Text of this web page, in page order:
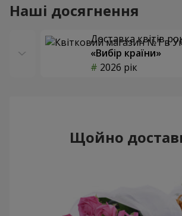
Наші досягнення
Доставка квітів
«Вибір країни»
2026 рік
Щойно